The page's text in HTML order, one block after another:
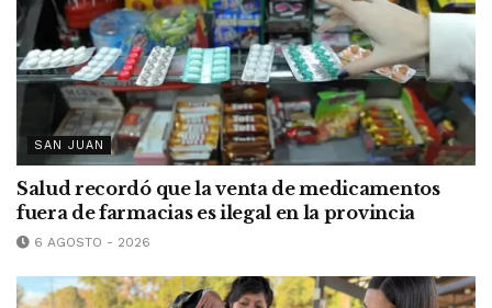
SAN JUAN
Salud recordó que la venta de medicamentos
fuera de farmacias es ilegal en la provincia
6 AGOSTO - 2026